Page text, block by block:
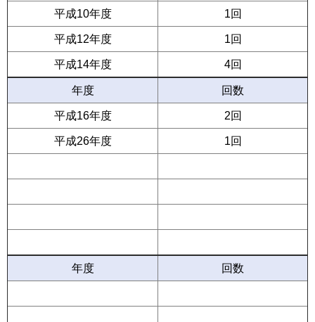
平成10年度 1回
平成12年度 1回
平成14年度 4回
年度 回数
平成16年度 2回
平成26年度 1回
年度 回数